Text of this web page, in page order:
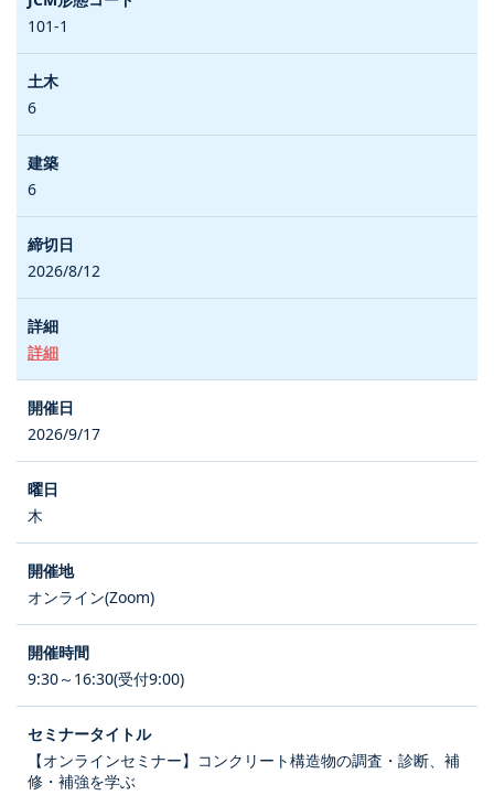
101-1
6
6
2026/8/12
詳細
2026/9/17
木
オンライン(Zoom)
9:30～16:30(受付9:00)
【オンラインセミナー】コンクリート構造物の調査・診断、補
修・補強を学ぶ